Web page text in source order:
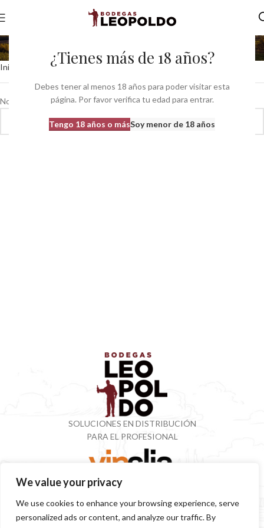
¿Tienes más de 18 años?
Debes tener al menos 18 años para poder visitar esta
página. Por favor verifica tu edad para entrar.
Tengo 18 años o másSoy menor de 18 años
We value your privacy
We use cookies to enhance your browsing experience, serve
personalized ads or content, and analyze our traffic. By
carajillo whisky
Inicio Productos etiquetados “carajillo whisky”
No se han encontrado productos que coincidan con tu selección.
SOLUCIONES EN DISTRIBUCIÓN
PARA EL PROFESIONAL
EN VINOS Y DESTILADOS